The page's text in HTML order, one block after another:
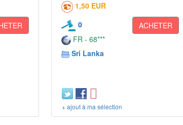
1,50 EUR
0
ACHETER
FR - 68***
Sri Lanka
+ ajout à ma sélection